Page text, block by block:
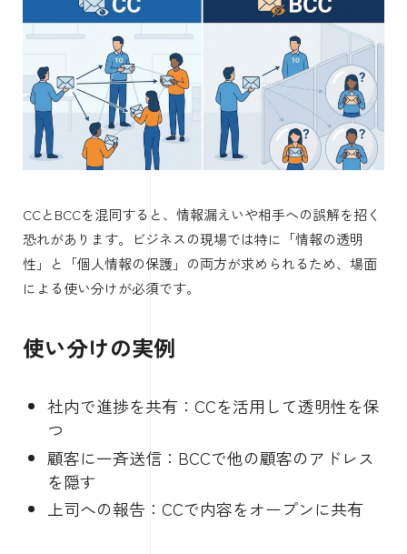
CCとBCCを混同すると、情報漏えいや相手への誤解を招く
恐れがあります。ビジネスの現場では特に「情報の透明
性」と「個人情報の保護」の両方が求められるため、場面
による使い分けが必須です。
使い分けの実例
社内で進捗を共有：CCを活用して透明性を保
つ
顧客に一斉送信：BCCで他の顧客のアドレス
を隠す
上司への報告：CCで内容をオープンに共有